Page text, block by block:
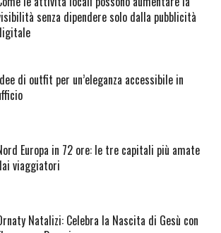
senza dipendere solo dalla pubblicità
di outfit per un’eleganza accessibile in
Europa in 72 ore: le tre capitali più amate
viaggiatori
Natalizi: Celebra la Nascita di Gesù con